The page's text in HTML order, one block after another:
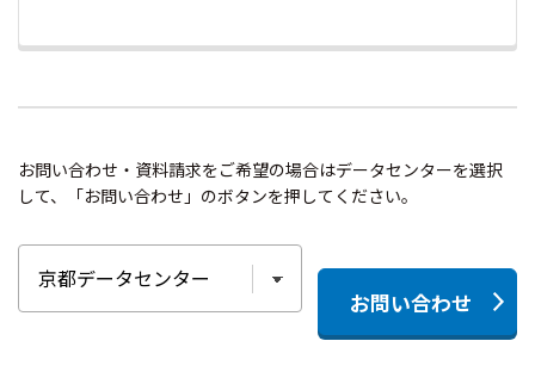
お問い合わせ・資料請求をご希望の場合はデータセンターを選択
して、「お問い合わせ」のボタンを押してください。
お問い合わせ